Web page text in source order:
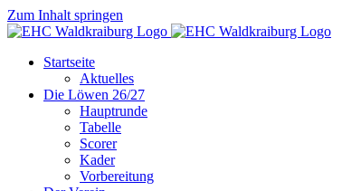
Zum Inhalt springen
Startseite
Aktuelles
Die Löwen 26/27
Hauptrunde
Tabelle
Scorer
Kader
Vorbereitung